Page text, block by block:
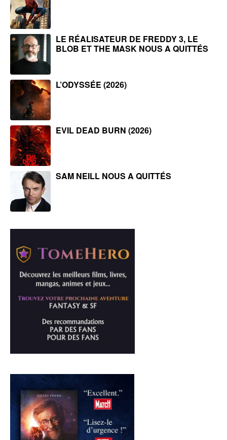
LE RÉALISATEUR DE FREDDY 3, LE
BLOB ET THE MASK NOUS A QUITTÉS
L’ODYSSÉE (2026)
EVIL DEAD BURN (2026)
SAM NEILL NOUS A QUITTÉS